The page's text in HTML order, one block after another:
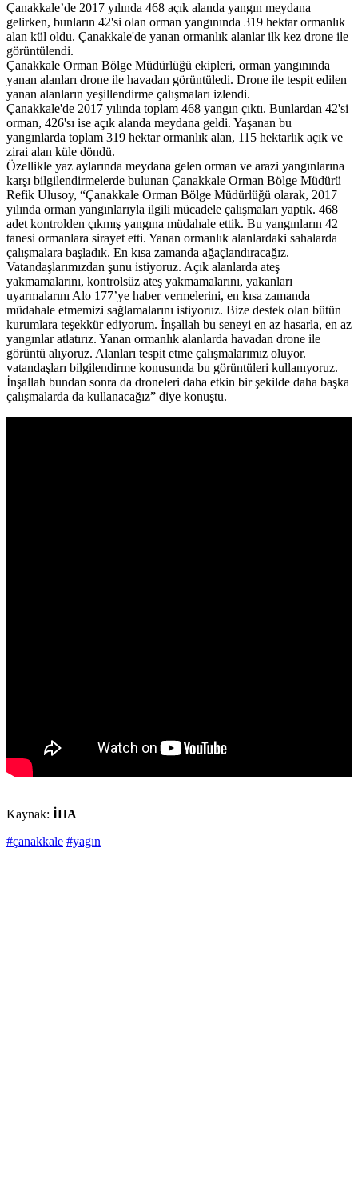
Çanakkale’de 2017 yılında 468 açık alanda yangın meydana
gelirken, bunların 42'si olan orman yangınında 319 hektar ormanlık
alan kül oldu. Çanakkale'de yanan ormanlık alanlar ilk kez drone ile
görüntülendi.
Çanakkale Orman Bölge Müdürlüğü ekipleri, orman yangınında
yanan alanları drone ile havadan görüntüledi. Drone ile tespit edilen
yanan alanların yeşillendirme çalışmaları izlendi.
Çanakkale'de 2017 yılında toplam 468 yangın çıktı. Bunlardan 42'si
orman, 426'sı ise açık alanda meydana geldi. Yaşanan bu
yangınlarda toplam 319 hektar ormanlık alan, 115 hektarlık açık ve
zirai alan küle döndü.
Özellikle yaz aylarında meydana gelen orman ve arazi yangınlarına
karşı bilgilendirmelerde bulunan Çanakkale Orman Bölge Müdürü
Refik Ulusoy, “Çanakkale Orman Bölge Müdürlüğü olarak, 2017
yılında orman yangınlarıyla ilgili mücadele çalışmaları yaptık. 468
adet kontrolden çıkmış yangına müdahale ettik. Bu yangınların 42
tanesi ormanlara sirayet etti. Yanan ormanlık alanlardaki sahalarda
çalışmalara başladık. En kısa zamanda ağaçlandıracağız.
Vatandaşlarımızdan şunu istiyoruz. Açık alanlarda ateş
yakmamalarını, kontrolsüz ateş yakmamalarını, yakanları
uyarmalarını Alo 177’ye haber vermelerini, en kısa zamanda
müdahale etmemizi sağlamalarını istiyoruz. Bize destek olan bütün
kurumlara teşekkür ediyorum. İnşallah bu seneyi en az hasarla, en az
yangınlar atlatırız. Yanan ormanlık alanlarda havadan drone ile
görüntü alıyoruz. Alanları tespit etme çalışmalarımız oluyor.
vatandaşları bilgilendirme konusunda bu görüntüleri kullanıyoruz.
İnşallah bundan sonra da droneleri daha etkin bir şekilde daha başka
çalışmalarda da kullanacağız” diye konuştu.
Kaynak: İHA
#çanakkale #yagın